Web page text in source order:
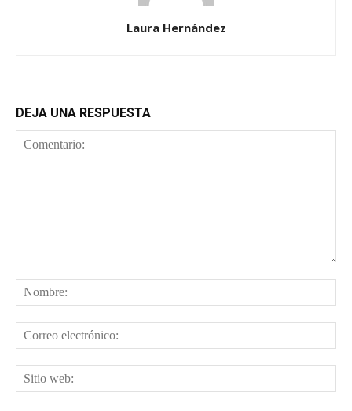
Laura Hernández
DEJA UNA RESPUESTA